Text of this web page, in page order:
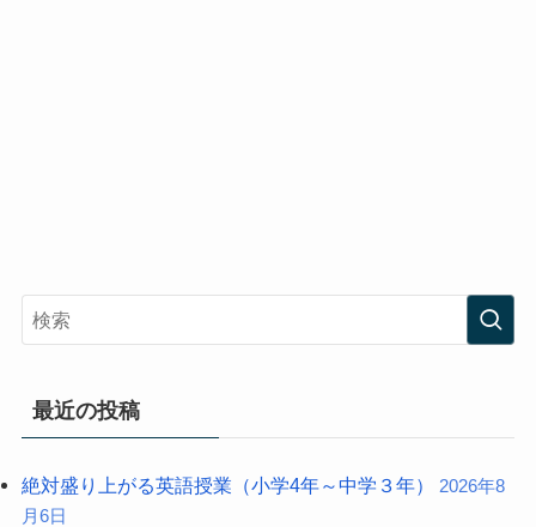
最近の投稿
絶対盛り上がる英語授業（小学4年～中学３年）
2026年8
月6日